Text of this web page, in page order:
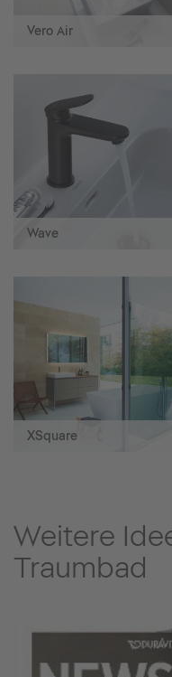
Vero Air
Wave
XSquare
Weitere
Traumbad